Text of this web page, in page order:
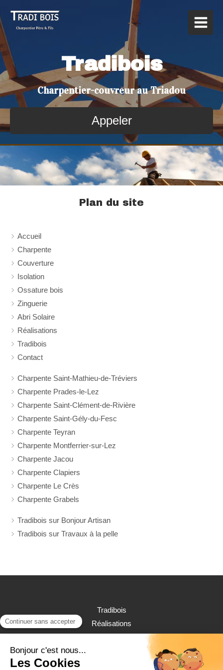
Tradibois
Charpentier-couvreur au Triadou
Appeler
Plan du site
Accueil
Charpente
Couverture
Isolation
Ossature bois
Zinguerie
Abri Solaire
Réalisations
Tradibois
Contact
Charpente Saint-Mathieu-de-Tréviers
Charpente Prades-le-Lez
Charpente Saint-Clément-de-Rivière
Charpente Saint-Gély-du-Fesc
Charpente Teyran
Charpente Montferrier-sur-Lez
Charpente Jacou
Charpente Clapiers
Charpente Le Crès
Charpente Grabels
Tradibois sur Bonjour Artisan
Tradibois sur Travaux à la pelle
Tradibois
Réalisations
©2019 Tradibois - Charpente, Couverture, Zinguerie,